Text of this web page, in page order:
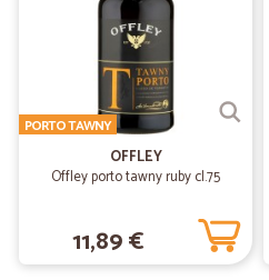
OFFLEY
Offley porto tawny ruby cl.75
PORTO TAWNY
11,89 €